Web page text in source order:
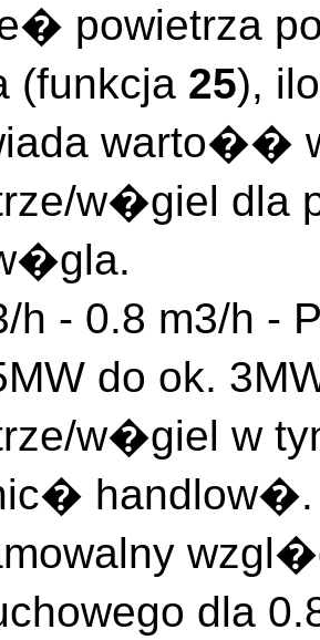
powietrza
(funkcja 25),
warto��
w�giel dla
h - 0.8 m3/h -
do ok.
w�giel w
dla